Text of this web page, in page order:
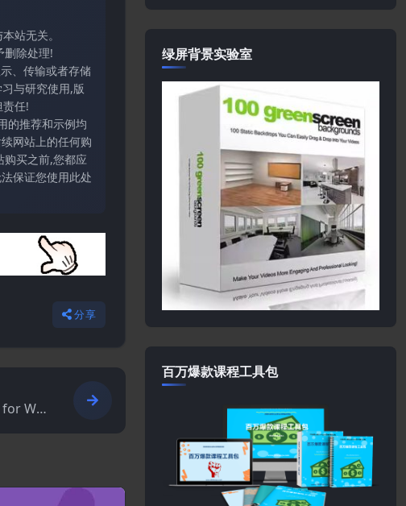
站无关。
删除处理!
、传输或者存储
与研究使用,版
任!
的推荐和示例均
网站上的任何购
买之前,您都应
保证您使用此处
分享
Wo
绿屏背景实验室
百万爆款课程工具包